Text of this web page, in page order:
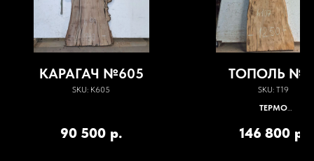
КАРАГАЧ №605
SKU: К605
90 500 р.
ТОПОЛЬ
SKU: Т19
ТЕРМО
7%
146 800 р.